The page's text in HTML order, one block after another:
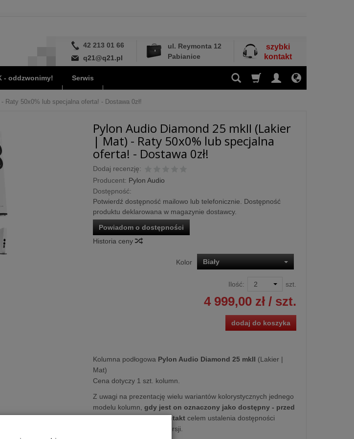
42 213 01 66
q21@q21.pl
ul. Reymonta 12
Pabianice
szybki
kontakt
- oddzwonimy! Serwis
Raty 50x0% lub specjalna oferta! - Dostawa 0zł!
Pylon Audio Diamond 25 mkII (Lakier
| Mat) - Raty 50x0% lub specjalna
oferta! - Dostawa 0zł!
Dodaj recenzję:
Producent: Pylon Audio
Dostępność:
Potwierdź dostępność mailowo lub telefonicznie. Dostępność
produktu deklarowana w magazynie dostawcy.
Powiadom o dostępności
Historia ceny
Kolor Biały
Ilość: szt.
4 999,00 zł/ szt.
dodaj do koszyka
Kolumna podłogowa Pylon Audio Diamond 25 mkII (Lakier |
Mat)
Cena dotyczy 1 szt. kolumn.
Z uwagi na prezentację wielu wariantów kolorystycznych jednego
modelu kolumn, gdy jest on oznaczony jako dostępny - przed
zakupem prosimy o kontaktcelem ustalenia dostępności
wybranej przez Ciebie wersji.